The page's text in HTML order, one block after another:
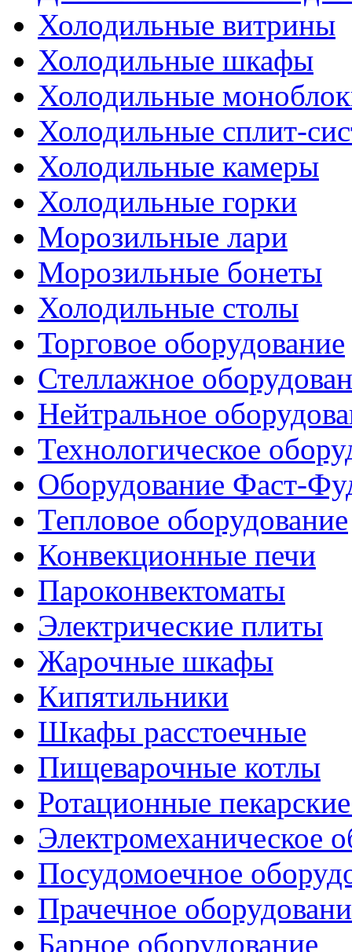
Холодильные витрины
Холодильные шкафы
Холодильные
Холодильные сплит-
Холодильные камеры
Холодильные горки
Морозильные лари
Морозильные бонеты
Холодильные столы
Торговое оборудование
Стеллажное
Нейтральное
Технологическое
Оборудование Фаст-
Тепловое оборудование
Конвекционные печи
Пароконвектоматы
Электрические плиты
Жарочные шкафы
Кипятильники
Шкафы расстоечные
Пищеварочные котлы
Ротационные
Электромеханическое
Посудомоечное
Прачечное
Барное оборудование